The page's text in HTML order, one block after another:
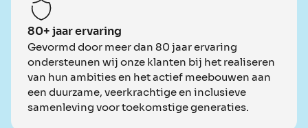
80+ jaar ervaring
Gevormd door meer dan 80 jaar ervaring
ondersteunen wij onze klanten bij het realiseren
van hun ambities en het actief meebouwen aan
een duurzame, veerkrachtige en inclusieve
samenleving voor toekomstige generaties.